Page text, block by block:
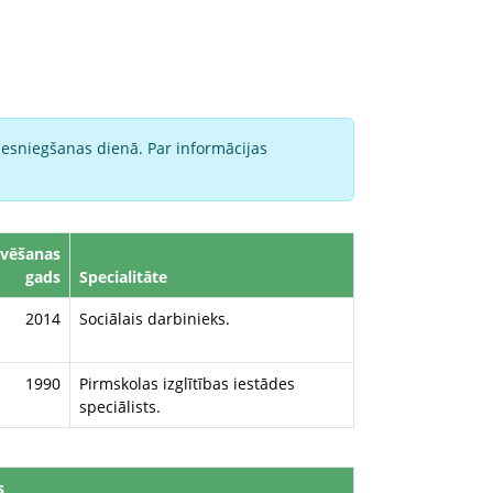
dienā. Par informācijas
gads
Specialitāte
2014
Sociālais darbinieks.
1990
Pirmskolas izglītības iestādes
speciālists.